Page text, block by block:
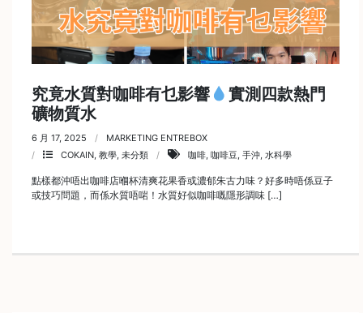
究竟水質對咖啡有乜影響
實測四款熱門
礦物質水
6 月 17, 2025
MARKETING ENTREBOX
COKAIN, 教學, 未分類 咖啡, 咖啡豆, 手沖, 水科學
點樣都沖唔出咖啡店嗰杯清爽花果香或濃郁朱古力味？好多時唔係豆子
或技巧問題，而係水質唔啱！水質好似咖啡嘅隱形調味 […]